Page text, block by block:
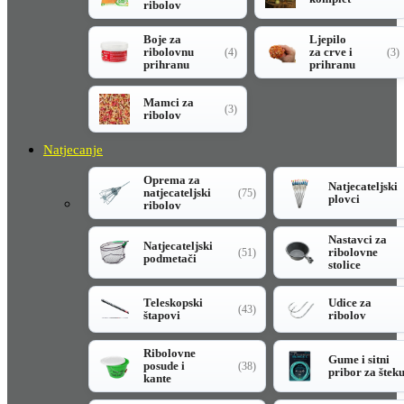
ribolov
Boje za
ribolovnu
prihranu
(4)
Ljepilo
za crve i
prihranu
(3)
Mamci za
ribolov
(3)
Natjecanje
Oprema za
natjecateljski
ribolov
(75)
Natjecateljski
plovci
Natjecateljski
podmetači
(51)
Nastavci za
ribolovne
stolice
Teleskopski
štapovi
(43)
Udice za
ribolov
Ribolovne
posude i
kante
(38)
Gume i sitni
pribor za šteku